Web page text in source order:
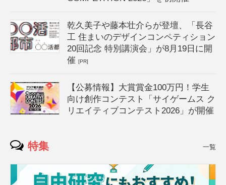
乾久美子や藤本壮介らが登壇、「長谷
工 住まいのデザインコンペティション
20回記念 特別講演会」が8月19日に開
催[PR]
【公募情報】大賞賞金100万円！学生
向け創作コンテスト「サイゲームス ク
リエイティブコンテスト2026」が開催
特集 一覧